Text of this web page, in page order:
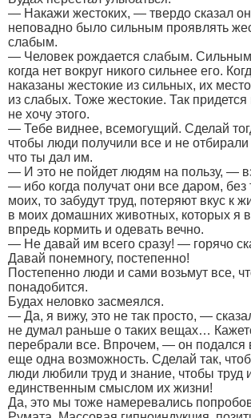
— Накажи жестоких, — твердо сказал
неповадно было сильным проявлять
слабым.
— Человек рождается слабым. Сильным
когда нет вокруг никого сильнее его.
наказаны жестокие из сильных, их
из слабых. Тоже жестокие. Так придется
не хочу этого.
— Тебе виднее, всемогущий. Сделай
чтобы люди получили все и не отбирали
что ты дал им.
— И это не пойдет людям на пользу, —
— ибо когда получат они все даром, без
моих, то забудут труд, потеряют вкус к
в моих домашних животных, которых я
впредь кормить и одевать вечно.
— Не давай им всего сразу! — горячо
Давай понемногу, постепенно!
Постепенно люди и сами возьмут все,
понадобится.
Будах неловко засмеялся.
— Да, я вижу, это не так просто, —
не думал раньше о таких вещах…
перебрали все. Впрочем, — он подался
еще одна возможность. Сделай так,
люди любили труд и знание, чтобы труд
единственным смыслом их жизни!
Да, это мы тоже намеревались